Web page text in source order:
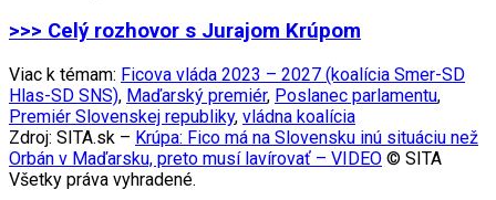
>>> Celý rozhovor s Jurajom Krúpom
Viac k témam: Ficova vláda 2023 – 2027 (koalícia Smer-SD
Hlas-SD SNS), Maďarský premiér, Poslanec parlamentu,
Premiér Slovenskej republiky, vládna koalícia
Zdroj: SITA.sk – Krúpa: Fico má na Slovensku inú situáciu než
Orbán v Maďarsku, preto musí lavírovať – VIDEO © SITA
Všetky práva vyhradené.